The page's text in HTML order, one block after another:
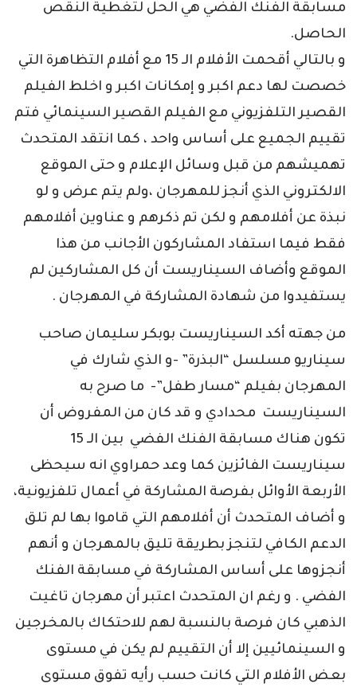
مسابقة الفنك الفضي هي الحل لتغطية النقص
الحاصل.
و بالتالي أقحمت الأفلام الـ 15 مع أفلام التظاهرة التي
خصصت لها دعم اكبر و إمكانات اكبر و اخلط الفيلم
القصير التلفزيوني مع الفيلم القصير السينمائي فتم
تقييم الجميع على أساس واحد ، كما انتقد المتحدث
تهميشهم من قبل وسائل الإعلام و حتى الموقع
الالكتروني الذي أنجز للمهرجان ،ولم يتم عرض و لو
نبذة عن أفلامهم و لكن تم ذكرهم و عناوين أفلامهم
فقط فيما استفاد المشاركون الأجانب من هذا
الموقع وأضاف السيناريست أن كل المشاركين لم
يستفيدوا من شهادة المشاركة في المهرجان .
من جهته أكد السيناريست بوبكر سليمان صاحب
سيناريو مسلسل “البذرة” -و الذي شارك في
المهرجان بفيلم “مسار طفل”- ما صرح به
السيناريست محدادي و قد كان من المفروض أن
تكون هناك مسابقة الفنك الفضي بين الـ 15
سيناريست الفائزين كما وعد حمراوي انه سيحظى
الأربعة الأوائل بفرصة المشاركة في أعمال تلفزيونية،
و أضاف المتحدث أن أفلامهم التي قاموا بها لم تلق
الدعم الكافي لتنجز بطريقة تليق بالمهرجان و أنهم
أنجزوها على أساس المشاركة في مسابقة الفنك
الفضي . و رغم ان المتحدث اعتبر أن مهرجان تاغيت
الذهبي كان فرصة بالنسبة لهم للاحتكاك بالمخرجين
و السينمائيين إلا أن التقييم لم يكن في مستوى
بعض الأفلام التي كانت حسب رأيه تفوق مستوى